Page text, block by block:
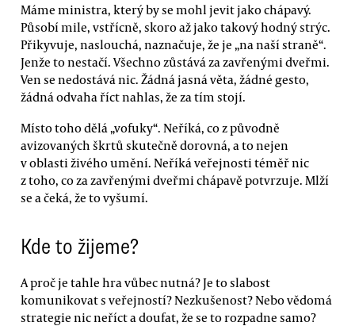
Máme ministra, který by se mohl jevit jako chápavý.
Působí mile, vstřícně, skoro až jako takový hodný strýc.
Přikyvuje, naslouchá, naznačuje, že je „na naší straně“.
Jenže to nestačí. Všechno zůstává za zavřenými dveřmi.
Ven se nedostává nic. Žádná jasná věta, žádné gesto,
žádná odvaha říct nahlas, že za tím stojí.
Místo toho dělá „vofuky“. Neříká, co z původně
avizovaných škrtů skutečně dorovná, a to nejen
v oblasti živého umění. Neříká veřejnosti téměř nic
z toho, co za zavřenými dveřmi chápavě potvrzuje. Mlží
se a čeká, že to vyšumí.
Kde to žijeme?
A proč je tahle hra vůbec nutná? Je to slabost
komunikovat s veřejností? Nezkušenost? Nebo vědomá
strategie nic neříct a doufat, že se to rozpadne samo?